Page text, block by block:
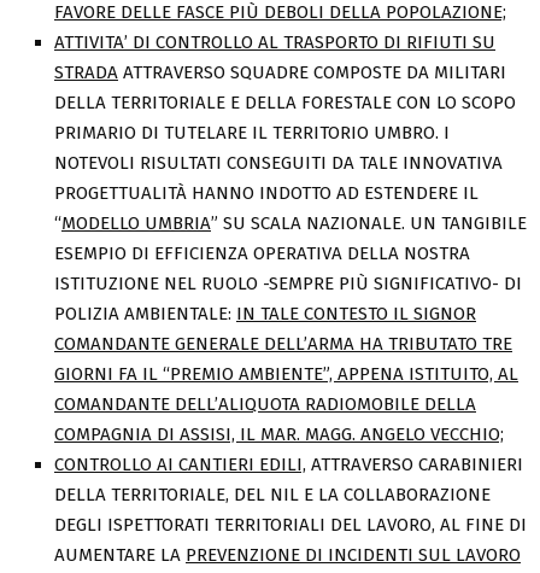
FAVORE DELLE FASCE PIÙ DEBOLI DELLA POPOLAZIONE;
ATTIVITA’ DI CONTROLLO AL TRASPORTO DI RIFIUTI SU
STRADA ATTRAVERSO SQUADRE COMPOSTE DA MILITARI
DELLA TERRITORIALE E DELLA FORESTALE CON LO SCOPO
PRIMARIO DI TUTELARE IL TERRITORIO UMBRO. I
NOTEVOLI RISULTATI CONSEGUITI DA TALE INNOVATIVA
PROGETTUALITÀ HANNO INDOTTO AD ESTENDERE IL
“MODELLO UMBRIA” SU SCALA NAZIONALE. UN TANGIBILE
ESEMPIO DI EFFICIENZA OPERATIVA DELLA NOSTRA
ISTITUZIONE NEL RUOLO -SEMPRE PIÙ SIGNIFICATIVO- DI
POLIZIA AMBIENTALE: IN TALE CONTESTO IL SIGNOR
COMANDANTE GENERALE DELL’ARMA HA TRIBUTATO TRE
GIORNI FA IL “PREMIO AMBIENTE”, APPENA ISTITUITO, AL
COMANDANTE DELL’ALIQUOTA RADIOMOBILE DELLA
COMPAGNIA DI ASSISI, IL MAR. MAGG. ANGELO VECCHIO;
CONTROLLO AI CANTIERI EDILI, ATTRAVERSO CARABINIERI
DELLA TERRITORIALE, DEL NIL E LA COLLABORAZIONE
DEGLI ISPETTORATI TERRITORIALI DEL LAVORO, AL FINE DI
AUMENTARE LA PREVENZIONE DI INCIDENTI SUL LAVORO